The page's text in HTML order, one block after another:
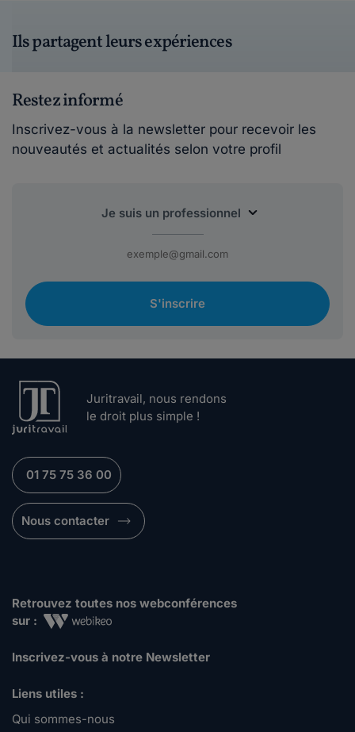
Ils partagent leurs expériences
Restez informé
Inscrivez-vous à la newsletter pour recevoir les
nouveautés et actualités selon votre profil
S'inscrire
Juritravail, nous rendons
le droit plus simple !
01 75 75 36 00
Nous contacter
Retrouvez toutes nos webconférences
sur :
Inscrivez-vous à notre Newsletter
Liens utiles :
Qui sommes-nous